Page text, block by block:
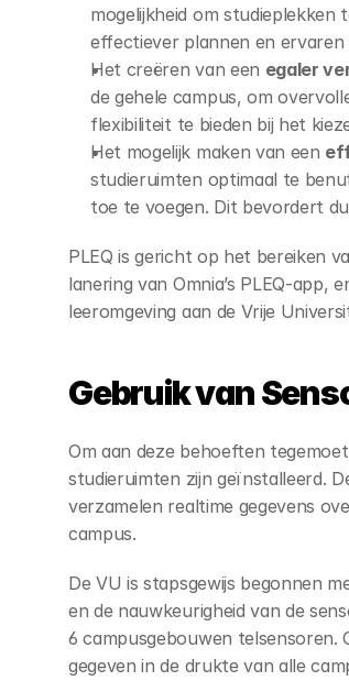
mogelijkheid om
effectiever plannen en ervaren
Het creëren van een egaler
de gehele campus, om
flexibiliteit te bieden bij het
Het mogelijk maken van een
studieruimten optimaal te
toe te voegen. Dit bevordert
PLEQ is gericht op het bereiken
lanering van Omnia’s PLEQ-app,
leeromgeving aan de Vrije
Gebruik van
Om aan deze behoeften
studieruimten zijn geïnstalleerd.
verzamelen realtime gegevens
campus.
De VU is stapsgewijs begonnen
en de nauwkeurigheid van de
6 campusgebouwen telsensoren.
gegeven in de drukte van alle